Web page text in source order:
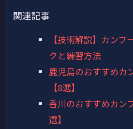
関連記事
【技術解説】カンフ
クと練習方法
鹿児島のおすすめカ
【8選】
香川のおすすめカン
選】